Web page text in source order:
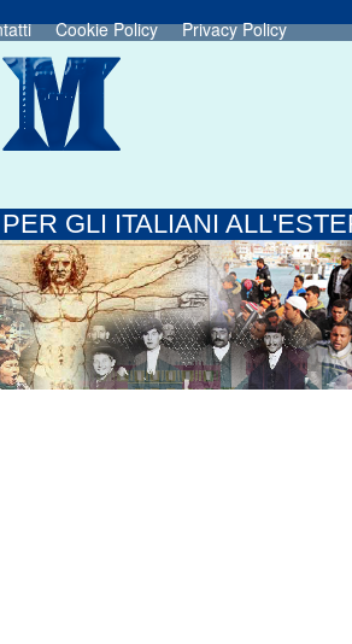
Cookie Policy Privacy Policy
GLI ITALIANI